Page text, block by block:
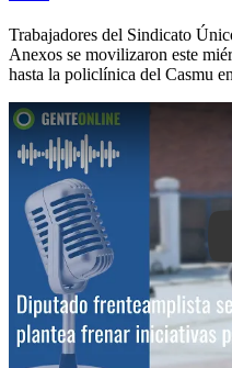
Trabajadores del Sindicato
Anexos se movilizaron este
hasta la policlínica del Casmu